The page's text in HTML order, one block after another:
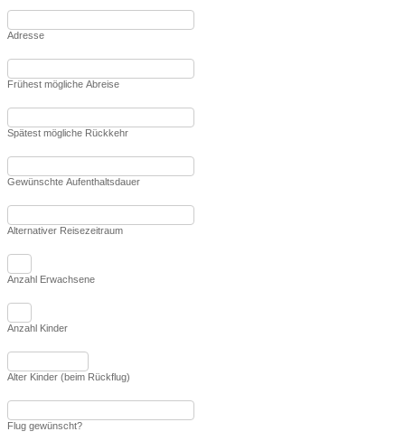
Adresse
Frühest mögliche Abreise
Spätest mögliche Rückkehr
Gewünschte Aufenthaltsdauer
Alternativer Reisezeitraum
Anzahl Erwachsene
Anzahl Kinder
Alter Kinder (beim Rückflug)
Flug gewünscht?